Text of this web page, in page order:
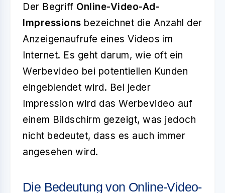
Der Begriff Online-Video-Ad-
Impressions bezeichnet die Anzahl der
Anzeigenaufrufe eines Videos im
Internet. Es geht darum, wie oft ein
Werbevideo bei potentiellen Kunden
eingeblendet wird. Bei jeder
Impression wird das Werbevideo auf
einem Bildschirm gezeigt, was jedoch
nicht bedeutet, dass es auch immer
angesehen wird.
Die Bedeutung von Online-Video-